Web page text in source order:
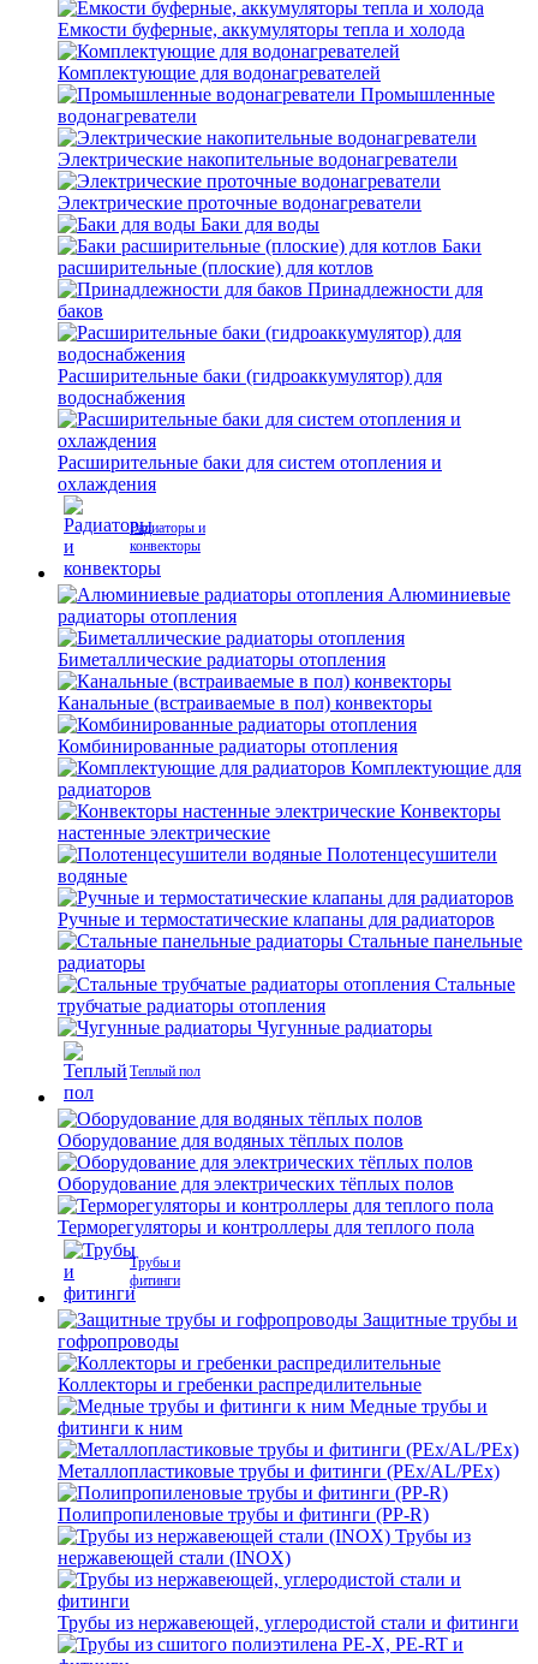
Емкости буферные, аккумуляторы тепла и холода
Комплектующие для водонагревателей
Промышленные
водонагреватели
Электрические накопительные водонагреватели
Электрические проточные водонагреватели
Баки для воды
Баки
расширительные (плоские) для котлов
Принадлежности для
баков
Расширительные баки (гидроаккумулятор) для
водоснабжения
Расширительные баки для систем отопления и
охлаждения
Радиаторы и
конвекторы
Алюминиевые
радиаторы отопления
Биметаллические радиаторы отопления
Канальные (встраиваемые в пол) конвекторы
Комбинированные радиаторы отопления
Комплектующие для
радиаторов
Конвекторы
настенные электрические
Полотенцесушители
водяные
Ручные и термостатические клапаны для радиаторов
Стальные панельные
радиаторы
Стальные
трубчатые радиаторы отопления
Чугунные радиаторы
Теплый пол
Оборудование для водяных тёплых полов
Оборудование для электрических тёплых полов
Терморегуляторы и контроллеры для теплого пола
Трубы и
фитинги
Защитные трубы и
гофропроводы
Коллекторы и гребенки распредилительные
Медные трубы и
фитинги к ним
Металлопластиковые трубы и фитинги (PEx/AL/PEx)
Полипропиленовые трубы и фитинги (PP-R)
Трубы из
нержавеющей стали (INOX)
Трубы из нержавеющей, углеродистой стали и фитинги